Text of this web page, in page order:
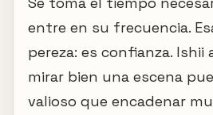
entre en su frecuencia.
pereza: es confianza. Ishii
mirar bien una escena
valioso que encadenar